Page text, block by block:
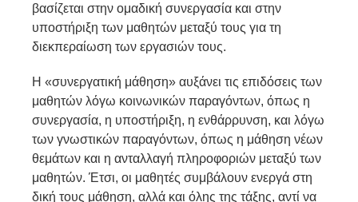
βασίζεται στην ομαδική συνεργασία και στην
υποστήριξη των μαθητών μεταξύ τους για τη
διεκπεραίωση των εργασιών τους.
Η «συνεργατική μάθηση» αυξάνει τις επιδόσεις των
μαθητών λόγω κοινωνικών παραγόντων, όπως η
συνεργασία, η υποστήριξη, η ενθάρρυνση, και λόγω
των γνωστικών παραγόντων, όπως η μάθηση νέων
θεμάτων και η ανταλλαγή πληροφοριών μεταξύ των
μαθητών. Έτσι, οι μαθητές συμβάλουν ενεργά στη
δική τους μάθηση, αλλά και όλης της τάξης, αντί να